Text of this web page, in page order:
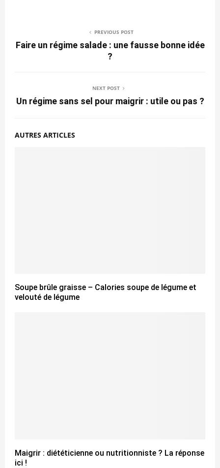
PREVIOUS POST
Faire un régime salade : une fausse bonne idée
?
NEXT POST
Un régime sans sel pour maigrir : utile ou pas ?
AUTRES ARTICLES
Soupe brûle graisse – Calories soupe de légume et
velouté de légume
Maigrir : diététicienne ou nutritionniste ? La réponse
ici !